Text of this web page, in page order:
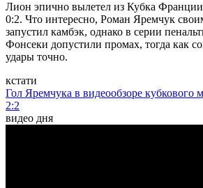
Лион эпично вылетел из Кубка
0:2. Что интересно, Роман Яремчук
запустил камбэк, однако в серии
Фонсеки допустили промах, тогда как
удары точно.
кстати
Гол Яремчука в видеообзоре кубкового
2:2
видео дня